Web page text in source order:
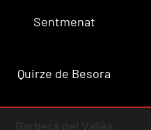
Sentmenat
Quirze de Besora
Barberà del Vallès